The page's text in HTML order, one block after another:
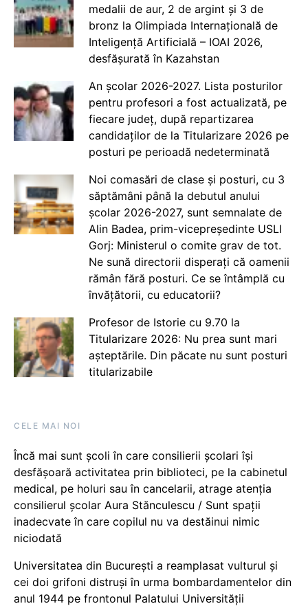
medalii de aur, 2 de argint și 3 de
bronz la Olimpiada Internațională de
Inteligență Artificială – IOAI 2026,
desfășurată în Kazahstan
An școlar 2026-2027. Lista posturilor
pentru profesori a fost actualizată, pe
fiecare județ, după repartizarea
candidaților de la Titularizare 2026 pe
posturi pe perioadă nedeterminată
Noi comasări de clase și posturi, cu 3
săptămâni până la debutul anului
școlar 2026-2027, sunt semnalate de
Alin Badea, prim-vicepreședinte USLI
Gorj: Ministerul o comite grav de tot.
Ne sună directorii disperați că oamenii
rămân fără posturi. Ce se întâmplă cu
învățătorii, cu educatorii?
Profesor de Istorie cu 9.70 la
Titularizare 2026: Nu prea sunt mari
așteptările. Din păcate nu sunt posturi
titularizabile
CELE MAI NOI
Încă mai sunt școli în care consilierii școlari își
desfășoară activitatea prin biblioteci, pe la cabinetul
medical, pe holuri sau în cancelarii, atrage atenția
consilierul școlar Aura Stănculescu / Sunt spații
inadecvate în care copilul nu va destăinui nimic
niciodată
Universitatea din București a reamplasat vulturul și
cei doi grifoni distruși în urma bombardamentelor din
anul 1944 pe frontonul Palatului Universității